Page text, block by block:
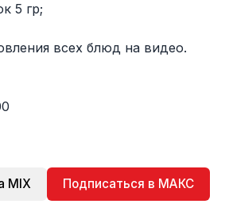
5 гр;
всех блюд на видео.
MIX Подписаться в МАКС